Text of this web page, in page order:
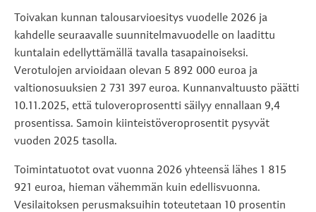
Toivakan kunnan talousarvioesitys vuodelle 2026 ja
kahdelle seuraavalle suunnitelmavuodelle on laadittu
kuntalain edellyttämällä tavalla tasapainoiseksi.
Verotulojen arvioidaan olevan 5 892 000 euroa ja
valtionosuuksien 2 731 397 euroa. Kunnanvaltuusto päätti
10.11.2025, että tuloveroprosentti säilyy ennallaan 9,4
prosentissa. Samoin kiinteistöveroprosentit pysyvät
vuoden 2025 tasolla.
Toimintatuotot ovat vuonna 2026 yhteensä lähes 1 815
921 euroa, hieman vähemmän kuin edellisvuonna.
Vesilaitoksen perusmaksuihin toteutetaan 10 prosentin